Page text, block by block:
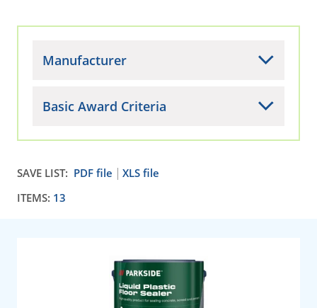
Manufacturer
Basic Award Criteria
SAVE LIST: PDF file
XLS file
ITEMS: 13